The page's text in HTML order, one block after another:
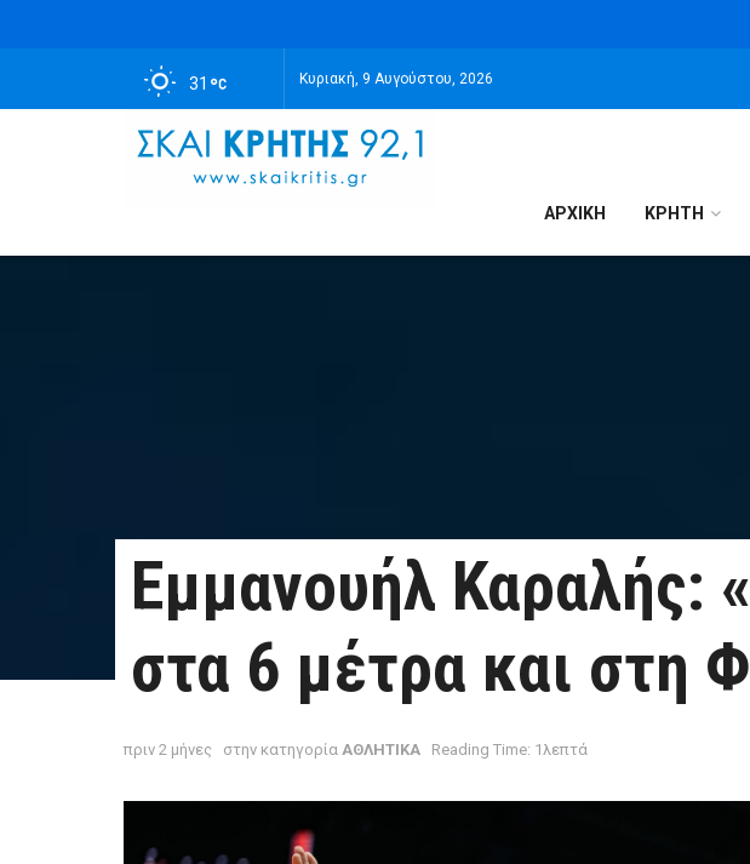
31 Κυριακή, 9 Αυγούστου, 2026
ΑΡΧΙΚΉ ΚΡΗΤΗ
Εμμανουήλ Καραλής:
στα 6 μέτρα και στη
πριν 2 μήνες στην κατηγορία ΑΘΛΗΤΙΚΑ Reading Time: 1λεπτά